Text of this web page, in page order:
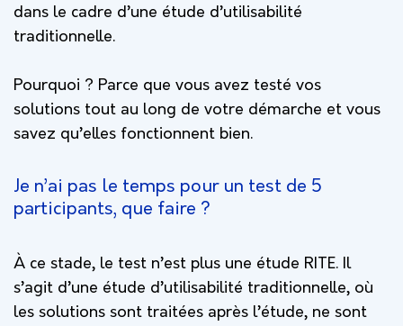
dans le cadre d’une étude d’utilisabilité
traditionnelle.
Pourquoi ? Parce que vous avez testé vos
solutions tout au long de votre démarche et vous
savez qu’elles fonctionnent bien.
Je n’ai pas le temps pour un test de 5
participants, que faire ?
À ce stade, le test n’est plus une étude RITE. Il
s’agit d’une étude d’utilisabilité traditionnelle, où
les solutions sont traitées après l’étude, ne sont